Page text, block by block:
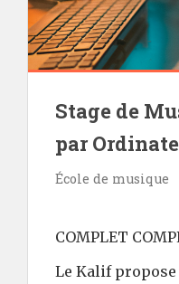
Stage de
par
École de musique
COMPLET
Le Kalif propose